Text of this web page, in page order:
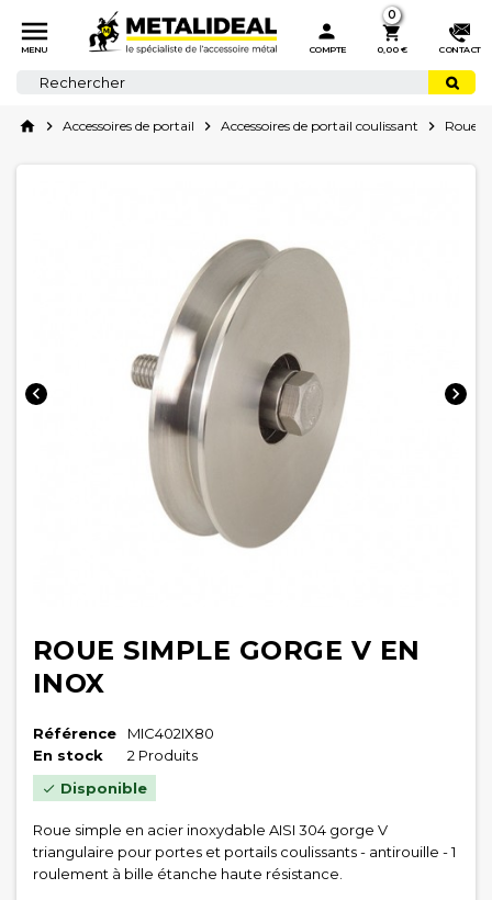

MENU

COMPTE

0,00 €
0
CONTACT
home  Accessoires de portail  Accessoires de portail coulissant  Roues
 
ROUE SIMPLE GORGE V EN
INOX
Référence
MIC402IX80
En stock
2 Produits
 Disponible
Roue simple en acier inoxydable AISI 304 gorge V
triangulaire pour portes et portails coulissants - antirouille - 1
roulement à bille étanche haute résistance.